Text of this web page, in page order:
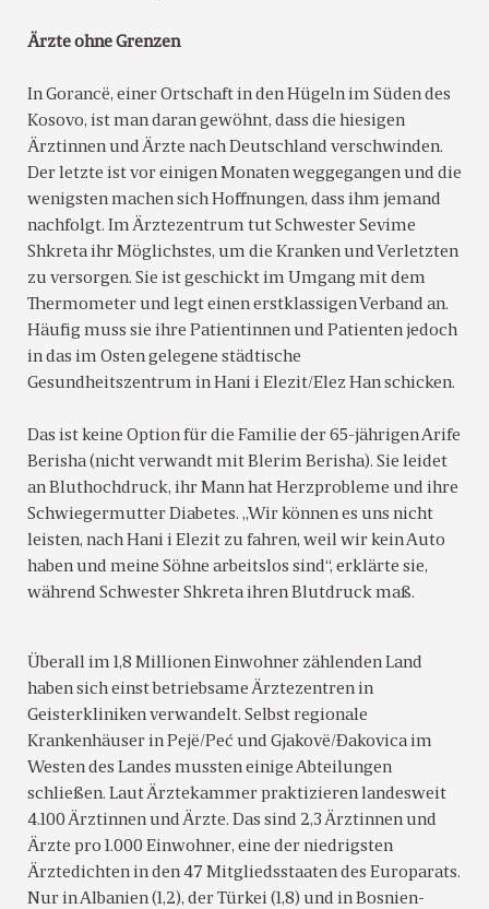
Ärzte ohne Grenzen
In Gorancë, einer Ortschaft in den Hügeln im Süden des
Kosovo, ist man daran gewöhnt, dass die hiesigen
Ärztinnen und Ärzte nach Deutschland verschwinden.
Der letzte ist vor einigen Monaten weggegangen und die
wenigsten machen sich Hoffnungen, dass ihm jemand
nachfolgt. Im Ärztezentrum tut Schwester Sevime
Shkreta ihr Möglichstes, um die Kranken und Verletzten
zu versorgen. Sie ist geschickt im Umgang mit dem
Thermometer und legt einen erstklassigen Verband an.
Häufig muss sie ihre Patientinnen und Patienten jedoch
in das im Osten gelegene städtische
Gesundheitszentrum in Hani i Elezit/Elez Han schicken.
Das ist keine Option für die Familie der 65-jährigen Arife
Berisha (nicht verwandt mit Blerim Berisha). Sie leidet
an Bluthochdruck, ihr Mann hat Herzprobleme und ihre
Schwiegermutter Diabetes. „Wir können es uns nicht
leisten, nach Hani i Elezit zu fahren, weil wir kein Auto
haben und meine Söhne arbeitslos sind“, erklärte sie,
während Schwester Shkreta ihren Blutdruck maß.
Überall im 1,8 Millionen Einwohner zählenden Land
haben sich einst betriebsame Ärztezentren in
Geisterkliniken verwandelt. Selbst regionale
Krankenhäuser in Pejë/Peć und Gjakovë/Ðakovica im
Westen des Landes mussten einige Abteilungen
schließen. Laut Ärztekammer praktizieren landesweit
4.100 Ärztinnen und Ärzte. Das sind 2,3 Ärztinnen und
Ärzte pro 1.000 Einwohner, eine der niedrigsten
Ärztedichten in den 47 Mitgliedsstaaten des Europarats.
Nur in Albanien (1,2), der Türkei (1,8) und in Bosnien-